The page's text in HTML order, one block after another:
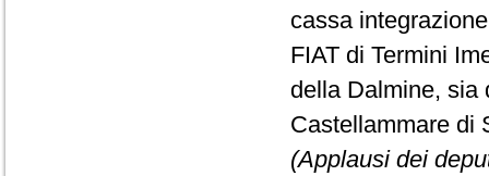
cassa
FIAT di Termini
della Dalmine, sia
Castellammare di
(Applausi dei